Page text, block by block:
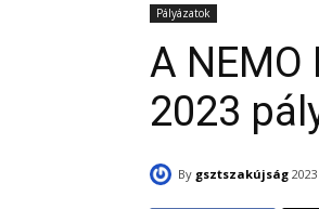
Pályázatok
A
2023
By gsztszakújság